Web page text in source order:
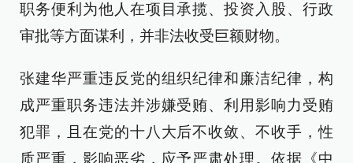
职务便利为他人在项目承揽、投资入股、行政
审批等方面谋利，并非法收受巨额财物。
张建华严重违反党的组织纪律和廉洁纪律，构
成严重职务违法并涉嫌受贿、利用影响力受贿
犯罪，且在党的十八大后不收敛、不收手，性
质严重，影响恶劣，应予严肃处理。依据《中